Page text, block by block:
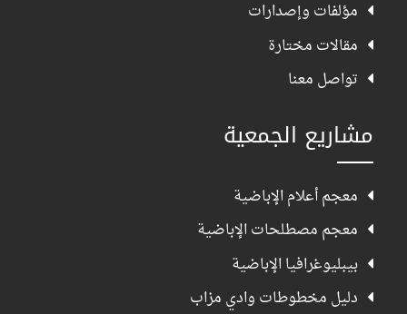
مؤلفات وإصدارات
مقالات مختارة
تواصل معنا
مشاريع الجمعية
معجم أعلام الإباضية
معجم مصطلحات الإباضية
بيبليوغرافيا الإباضية
دليل مخطوطات وادي مزاب